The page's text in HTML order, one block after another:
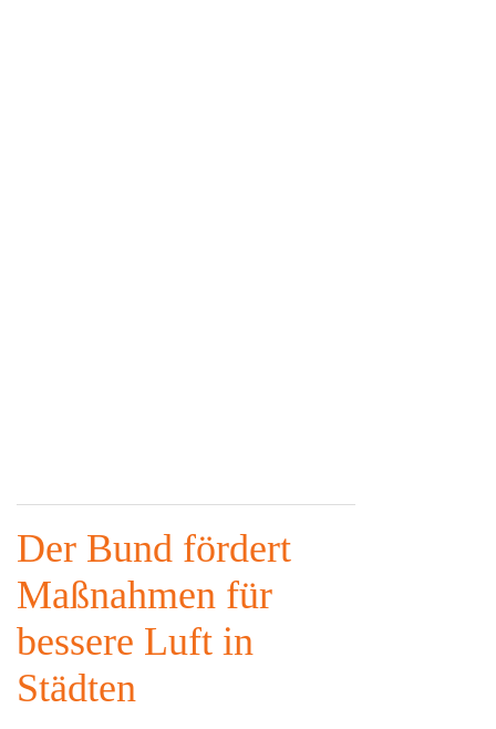
Der Bund fördert
Maßnahmen für
bessere Luft in
Städten